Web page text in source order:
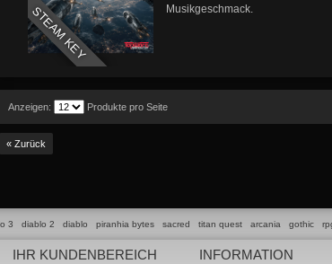
STEAM KEY
Musikgeschmack.
Anzeigen: Produkte pro Seite
« Zurück
3 diablo 2 diablo piranhia bytes sacred titan quest arcania gothic
IHR KUNDENBEREICH INFORMATION